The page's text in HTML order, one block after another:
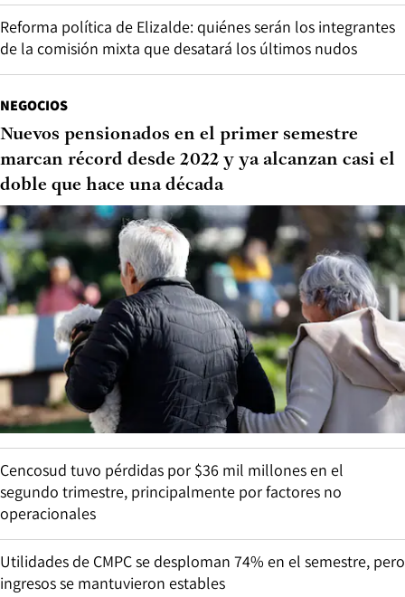
Reforma política de Elizalde: quiénes serán los integrantes
de la comisión mixta que desatará los últimos nudos
NEGOCIOS
Nuevos pensionados en el primer semestre
marcan récord desde 2022 y ya alcanzan casi el
doble que hace una década
Cencosud tuvo pérdidas por $36 mil millones en el
segundo trimestre, principalmente por factores no
operacionales
Utilidades de CMPC se desploman 74% en el semestre, pero
ingresos se mantuvieron estables